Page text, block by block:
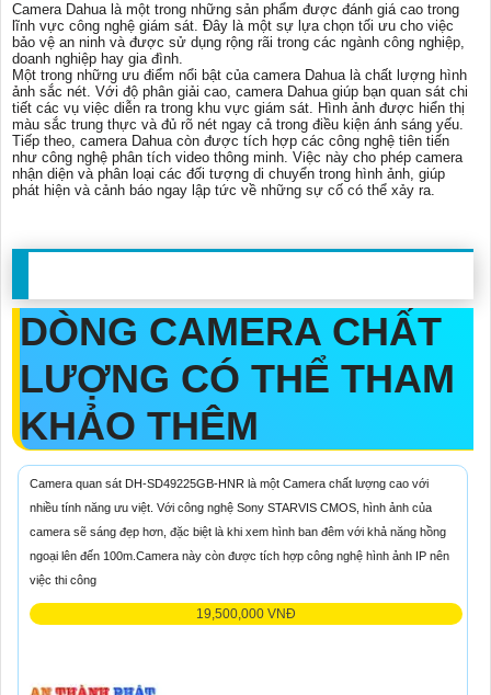
Camera Dahua là một trong những sản phẩm được đánh giá cao trong
lĩnh vực công nghệ giám sát. Đây là một sự lựa chọn tối ưu cho việc
bảo vệ an ninh và được sử dụng rộng rãi trong các ngành công nghiệp,
doanh nghiệp hay gia đình.
Một trong những ưu điểm nổi bật của camera Dahua là chất lượng hình
ảnh sắc nét. Với độ phân giải cao, camera Dahua giúp bạn quan sát chi
tiết các vụ việc diễn ra trong khu vực giám sát. Hình ảnh được hiển thị
màu sắc trung thực và đủ rõ nét ngay cả trong điều kiện ánh sáng yếu.
Tiếp theo, camera Dahua còn được tích hợp các công nghệ tiên tiến
như công nghệ phân tích video thông minh. Việc này cho phép camera
nhận diện và phân loại các đối tượng di chuyển trong hình ảnh, giúp
phát hiện và cảnh báo ngay lập tức về những sự cố có thể xảy ra.
DÒNG CAMERA CHẤT
LƯỢNG CÓ THỂ THAM
KHẢO THÊM
Camera quan sát DH-SD49225GB-HNR là một Camera chất lượng cao với
nhiều tính năng ưu việt. Với công nghệ Sony STARVIS CMOS, hình ảnh của
camera sẽ sáng đẹp hơn, đặc biệt là khi xem hình ban đêm với khả năng hồng
ngoại lên đến 100m.Camera này còn được tích hợp công nghệ hình ảnh IP nên
việc thi công
19,500,000 VNĐ